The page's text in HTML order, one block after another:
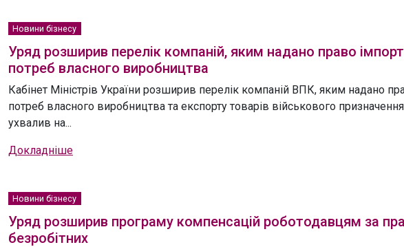
Новини бізнесу
Уряд розширив перелік компаній, яким надано право
потреб власного виробництва
Кабінет Міністрів України розширив перелік компаній ВПК, яким надано
потреб власного виробництва та експорту товарів військового
ухвалив на...
Докладніше
Новини бізнесу
Уряд розширив програму компенсацій роботодавцям за
безробітних